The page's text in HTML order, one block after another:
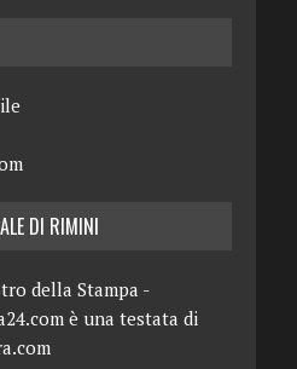
DI RIMINI
della Stampa -
è una testata di